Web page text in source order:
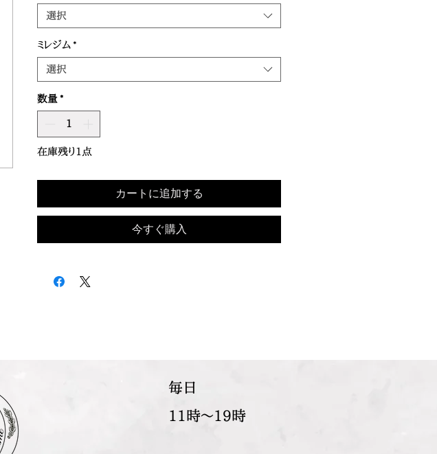
選択
ミレジム *
選択
数量 *
在庫残り1点
カートに追加する
今すぐ購入
​毎日
11時～19時